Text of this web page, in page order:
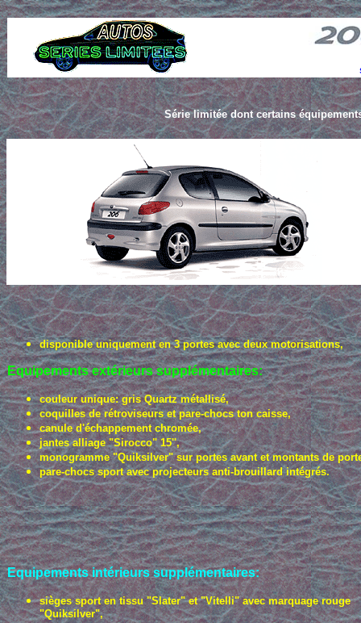
Série limitée dont certains
disponible uniquement en 3 portes avec deux motorisations,
Equipements extérieurssupplémentaires:
couleur unique: gris Quartz métallisé,
coquilles de rétroviseurs et pare-chocs ton caisse,
canule d'échappement chromée,
jantes alliage "Sirocco" 15'',
monogramme "Quiksilver" sur portes avant et montants de
pare-chocs sport avec projecteurs anti-brouillard intégrés.
Equipements intérieurs supplémentaires:
sièges sport en tissu "Slater" et "Vitelli" avec marquage rouge
"Quiksilver",